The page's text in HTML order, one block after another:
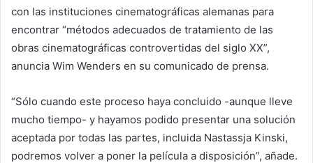
con las instituciones cinematográficas alemanas para
encontrar “métodos adecuados de tratamiento de las
obras cinematográficas controvertidas del siglo XX”,
anuncia Wim Wenders en su comunicado de prensa.
“Sólo cuando este proceso haya concluido -aunque lleve
mucho tiempo- y hayamos podido presentar una solución
aceptada por todas las partes, incluida Nastassja Kinski,
podremos volver a poner la película a disposición”, añade.